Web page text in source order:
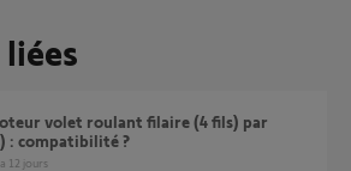
: compatibilité ?
a 12 jours